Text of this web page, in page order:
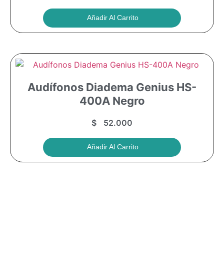
Añadir Al Carrito
Audífonos Diadema Genius HS-
400A Negro
$ 52.000
Añadir Al Carrito